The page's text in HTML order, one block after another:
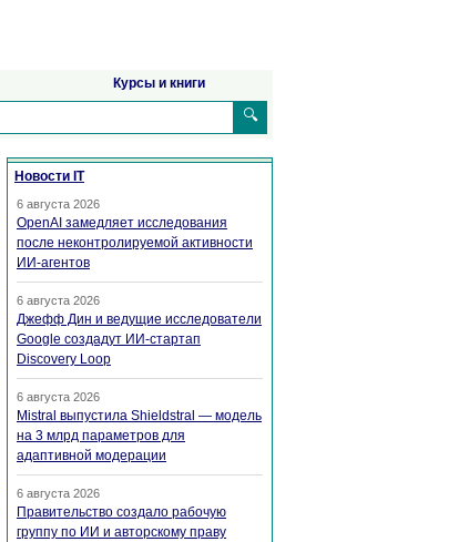
Курсы и книги
🔍
Новости IT
6 августа 2026
OpenAI замедляет исследования
после неконтролируемой активности
ИИ-агентов
6 августа 2026
Джефф Дин и ведущие исследователи
Google создадут ИИ-стартап
Discovery Loop
6 августа 2026
Mistral выпустила Shieldstral — модель
на 3 млрд параметров для
адаптивной модерации
6 августа 2026
Правительство создало рабочую
группу по ИИ и авторскому праву